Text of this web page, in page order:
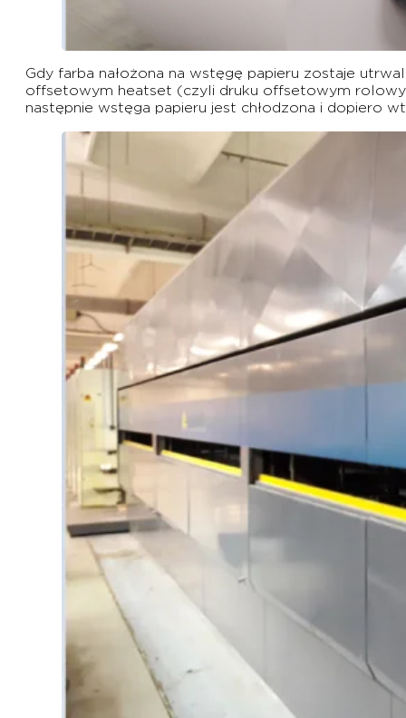
Gdy farba nałożona na wstęgę papieru zostaje
offsetowym heatset (czyli druku offsetowym
następnie wstęga papieru jest chłodzona i dopiero